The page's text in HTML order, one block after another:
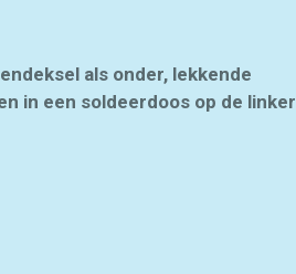
als onder, lekkende
in een soldeerdoos op de linker